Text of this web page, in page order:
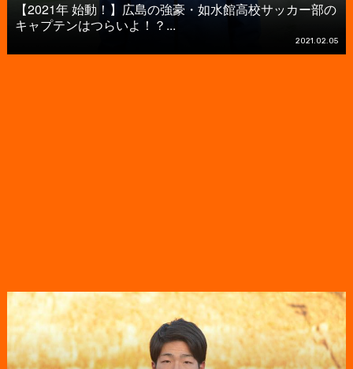
【2021年 始動！】広島の強豪・如水館高校サッカー部の
キャプテンはつらいよ！？...
2021.02.05